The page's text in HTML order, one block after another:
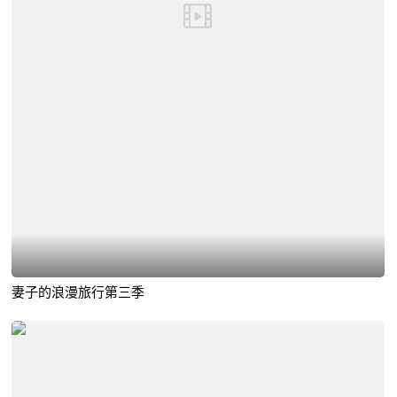
妻子的浪漫旅行第三季